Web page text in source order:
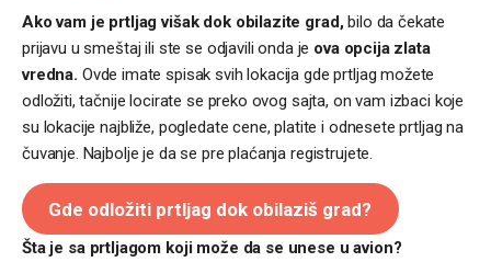
Ako vam je prtljag višak dok obilazite grad,bilo da čekate
prijavu u smeštaj ili ste se odjavili onda je ova opcija zlata
vredna. Ovde imate spisak svih lokacija gde prtljag možete
odložiti, tačnije locirate se preko ovog sajta, on vam izbaci koje
su lokacije najbliže, pogledate cene, platite i odnesete prtljag na
čuvanje. Najbolje je da se pre plaćanja registrujete.
Gde odložiti prtljag dok obilaziš grad?
Šta je sa prtljagom koji može da se unese u avion?